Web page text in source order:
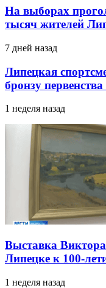
На выборах
тысяч жителей
7 дней назад
Липецкая
бронзу
1 неделя назад
Выставка
Липецке к 100-
1 неделя назад